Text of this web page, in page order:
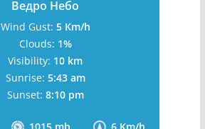
Ведро Небо
Wind Gust: 5 Km/h
Clouds: 1%
Visibility: 10 km
Sunrise: 5:43 am
Sunset: 8:10 pm